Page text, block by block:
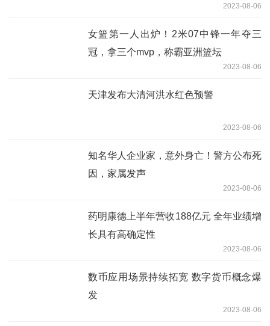
2023-08-06
女篮第一人出炉！2米07中锋一年夺三
冠，拿三个mvp，称霸亚洲篮坛
2023-08-06
天津发布大清河洪水红色预警
2023-08-06
知名华人企业家，意外身亡！警方公布死
因，家属发声
2023-08-06
药明康德上半年营收188亿元 全年业绩增
长具有高确定性
2023-08-06
数币应用场景持续拓宽 数字货币概念爆
发
2023-08-06